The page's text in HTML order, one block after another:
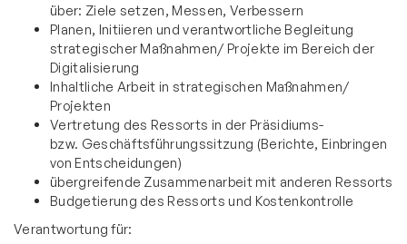
über: Ziele setzen, Messen, Verbessern
Planen, Initiieren und verantwortliche Begleitung
strategischer Maßnahmen/ Projekte im Bereich der
Digitalisierung
Inhaltliche Arbeit in strategischen Maßnahmen/
Projekten
Vertretung des Ressorts in der Präsidiums-
bzw. Geschäftsführungssitzung (Berichte, Einbringen
von Entscheidungen)
übergreifende Zusammenarbeit mit anderen Ressorts
Budgetierung des Ressorts und Kostenkontrolle
Verantwortung für: